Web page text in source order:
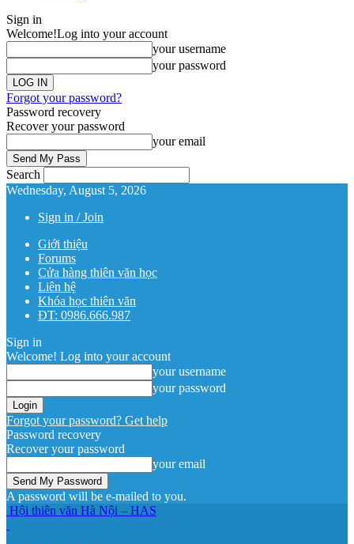
Sign in
Welcome!Log into your account
your username
your password
Forgot your password?
Password recovery
Recover your password
your email
Search
Wednesday, August 5, 2026
Sign in / Join
Giới thiệu
Forums
Cửa hàng thiên văn học
Liên hệ
Khóa học thiên văn
ĐT: 0986.666.987
Sign in
Welcome! Log into your account
your username
your password
Forgot your password? Get help
Password recovery
Recover your password
your email
A password will be e-mailed to you.
Hội thiên văn Hà Nội – HAS